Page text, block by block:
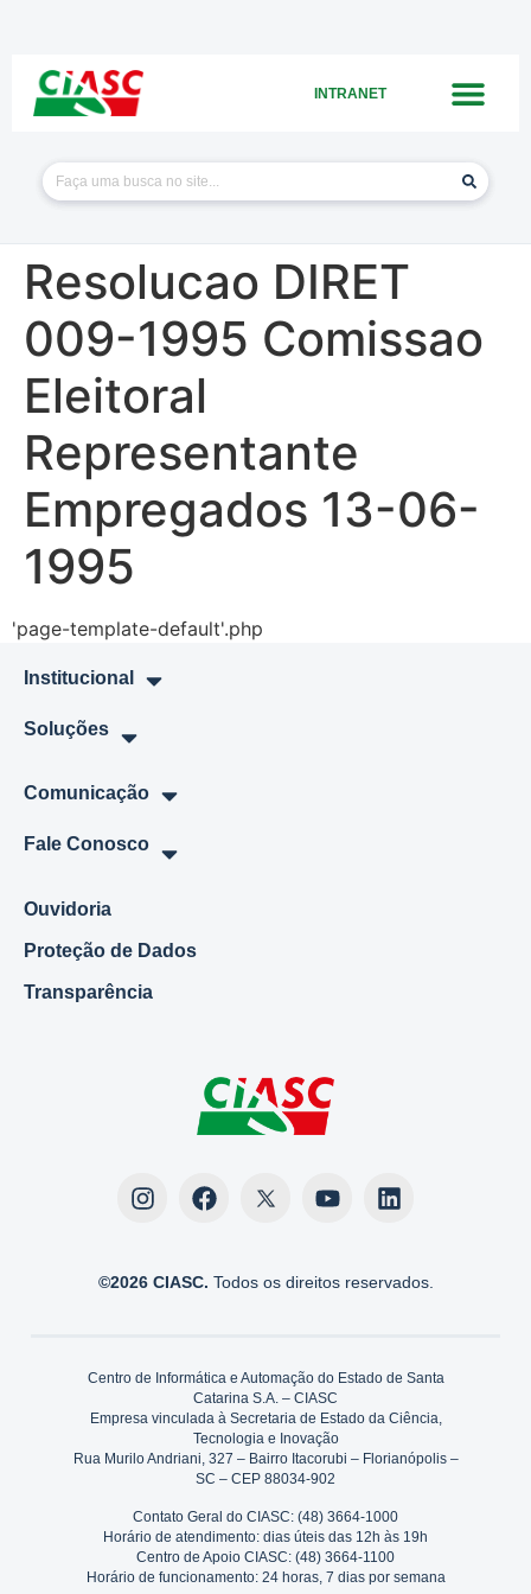
INTRANET
Resolucao DIRET
009-1995 Comissao
Eleitoral
Representante
Empregados 13-06-
1995
'page-template-default'.php
Institucional
Soluções
Comunicação
Fale Conosco
Ouvidoria
Proteção de Dados
Transparência
©2026 CIASC. Todos os direitos reservados.
Centro de Informática e Automação do Estado de Santa
Catarina S.A. – CIASC
Empresa vinculada à Secretaria de Estado da Ciência,
Tecnologia e Inovação
Rua Murilo Andriani, 327 – Bairro Itacorubi – Florianópolis –
SC – CEP 88034-902
Contato Geral do CIASC: (48) 3664-1000
Horário de atendimento: dias úteis das 12h às 19h
Centro de Apoio CIASC: (48) 3664-1100
Horário de funcionamento: 24 horas, 7 dias por semana